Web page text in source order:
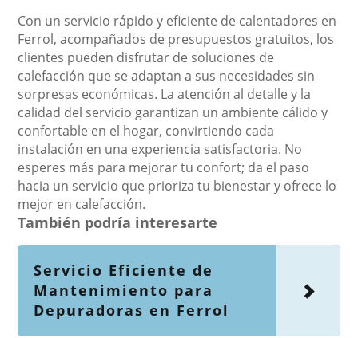
Con un servicio rápido y eficiente de calentadores en
Ferrol, acompañados de presupuestos gratuitos, los
clientes pueden disfrutar de soluciones de
calefacción que se adaptan a sus necesidades sin
sorpresas económicas. La atención al detalle y la
calidad del servicio garantizan un ambiente cálido y
confortable en el hogar, convirtiendo cada
instalación en una experiencia satisfactoria. No
esperes más para mejorar tu confort; da el paso
hacia un servicio que prioriza tu bienestar y ofrece lo
mejor en calefacción.
También podría interesarte
Servicio Eficiente de
Mantenimiento para
Depuradoras en Ferrol